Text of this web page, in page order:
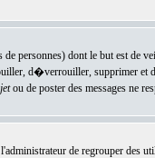
personnes) dont le but est de
d�verrouiller, supprimer
ou de poster des messages ne
de regrouper des